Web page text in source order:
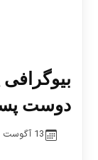
دوست
13 آگوست 2023